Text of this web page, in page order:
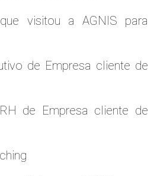
visitou a AGNIS para
de Empresa cliente de
de Empresa cliente de